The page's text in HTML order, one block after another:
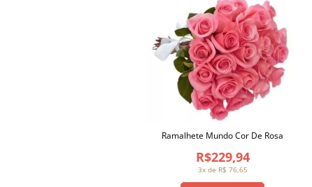
3x de R$ 76,65
R$229,94
Ramalhete Mundo Cor De Rosa